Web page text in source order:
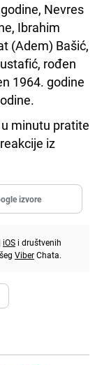
Nevres
Ibrahim
(Adem) Bašić,
rođen
1964. godine
minutu pratite
iz
izvore
iOS i društvenih
ViberChata.